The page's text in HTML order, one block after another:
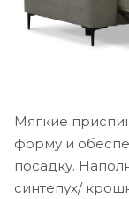
Мягкие
форму и
посадку.
синтепух/